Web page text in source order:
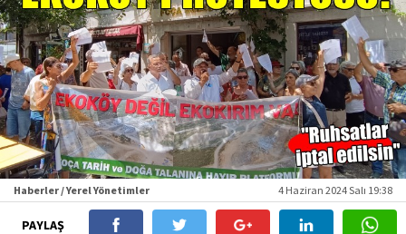
Haberler / Yerel Yönetimler 4 Haziran 2024 Salı 19:38
PAYLAŞ